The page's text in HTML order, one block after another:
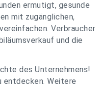
ermutigt, gesunde
mit zugänglichen,
Verbraucher
und die
des Unternehmens!
entdecken. Weitere